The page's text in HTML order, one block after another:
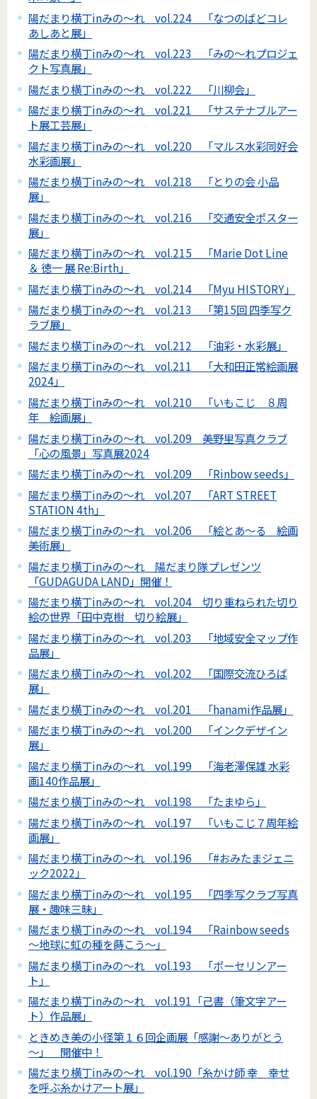
陽だまり横丁inみの～れ vol.224 「なつのばどコレ
あしあと展」
陽だまり横丁inみの～れ vol.223 「みの～れプロジェ
クト写真展」
陽だまり横丁inみの～れ vol.222 「川柳会」
陽だまり横丁inみの～れ vol.221 「サステナブルアー
ト展工芸展」
陽だまり横丁inみの～れ vol.220 「マルス水彩同好会
水彩画展」
陽だまり横丁inみの～れ vol.218 「とりの会 小品
展」
陽だまり横丁inみの～れ vol.216 「交通安全ポスター
展」
陽だまり横丁inみの～れ vol.215 「Marie Dot Line
＆ 徳一 展 Re:Birth」
陽だまり横丁inみの～れ vol.214 「Myu HISTORY」
陽だまり横丁inみの～れ vol.213 「第15回 四季写ク
ラブ展」
陽だまり横丁inみの～れ vol.212 「油彩・水彩展」
陽だまり横丁inみの～れ vol.211 「大和田正常絵画展
2024」
陽だまり横丁inみの～れ vol.210 「いもこじ ８周
年 絵画展」
陽だまり横丁inみの～れ vol.209 美野里写真クラブ
「心の風景」写真展2024
陽だまり横丁inみの～れ vol.209 「Rinbow seeds」
陽だまり横丁inみの～れ vol.207 「ART STREET
STATION 4th」
陽だまり横丁inみの～れ vol.206 「絵とあ～る 絵画
美術展」
陽だまり横丁inみの～れ 陽だまり隊プレゼンツ
「GUDAGUDA LAND」開催！
陽だまり横丁inみの～れ vol.204 切り重ねられた切り
絵の世界「田中克樹 切り絵展」
陽だまり横丁inみの～れ vol.203 「地域安全マップ作
品展」
陽だまり横丁inみの～れ vol.202 「国際交流ひろば
展」
陽だまり横丁inみの～れ vol.201 「hanami作品展」
陽だまり横丁inみの～れ vol.200 「インクデザイン
展」
陽だまり横丁inみの～れ vol.199 「海老澤保雄 水彩
画140作品展」
陽だまり横丁inみの～れ vol.198 「たまゆら」
陽だまり横丁inみの～れ vol.197 「いもこじ７周年絵
画展」
陽だまり横丁inみの～れ vol.196 「#おみたまジェニ
ック2022」
陽だまり横丁inみの～れ vol.195 「四季写クラブ写真
展・趣味三昧」
陽だまり横丁inみの～れ vol.194 「Rainbow seeds
～地球に虹の種を蒔こう～」
陽だまり横丁inみの～れ vol.193 「ポーセリンアー
ト」
陽だまり横丁inみの～れ vol.191「己書（筆文字アー
ト）作品展」
ときめき美の小径第１６回企画展「感謝～ありがとう
～」 開催中！
陽だまり横丁inみの～れ vol.190「糸かけ師 幸 幸せ
を呼ぶ糸かけアート展」